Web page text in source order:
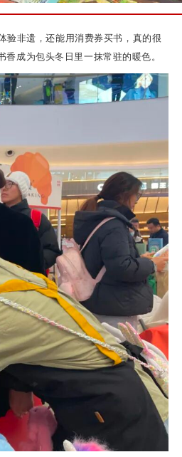
验非遗，还能用消费券买书，真的很
成为包头冬日里一抹常驻的暖色。